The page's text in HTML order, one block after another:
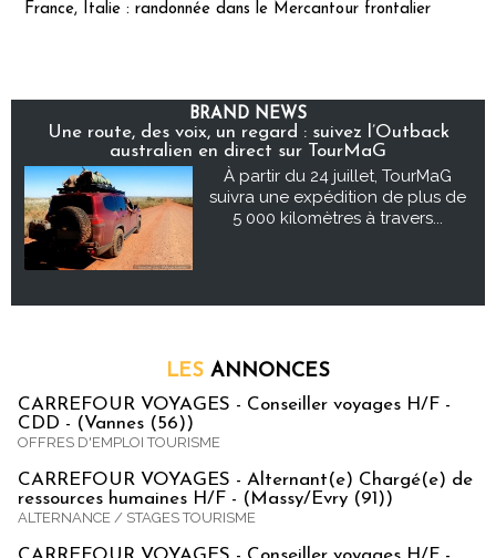
France, Italie : randonnée dans le Mercantour frontalier
BRAND NEWS
Une route, des voix, un regard : suivez l’Outback
australien en direct sur TourMaG
À partir du 24 juillet, TourMaG
suivra une expédition de plus de
5 000 kilomètres à travers...
LES ANNONCES
CARREFOUR VOYAGES - Conseiller voyages H/F -
CDD - (Vannes (56))
OFFRES D'EMPLOI TOURISME
CARREFOUR VOYAGES - Alternant(e) Chargé(e) de
ressources humaines H/F - (Massy/Evry (91))
ALTERNANCE / STAGES TOURISME